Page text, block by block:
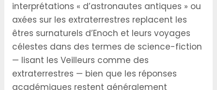
interprétations « d’astronautes antiques » ou
axées sur les extraterrestres replacent les
êtres surnaturels d’Enoch et leurs voyages
célestes dans des termes de science-fiction
— lisant les Veilleurs comme des
extraterrestres — bien que les réponses
académiques restent généralement